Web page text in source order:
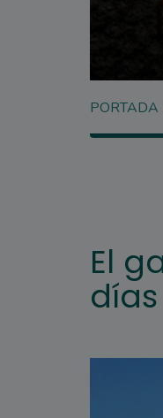
PORTADA
El
días